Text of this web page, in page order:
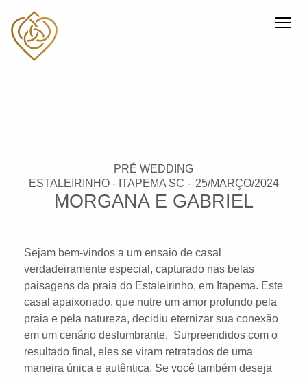
PRÉ WEDDING
ESTALEIRINHO - ITAPEMA SC
25/MARÇO/2024
MORGANA E GABRIEL
Sejam bem-vindos a um ensaio de casal
verdadeiramente especial, capturado nas belas
paisagens da praia do Estaleirinho, em Itapema. Este
casal apaixonado, que nutre um amor profundo pela
praia e pela natureza, decidiu eternizar sua conexão
em um cenário deslumbrante. Surpreendidos com o
resultado final, eles se viram retratados de uma
maneira única e autêntica. Se você também deseja